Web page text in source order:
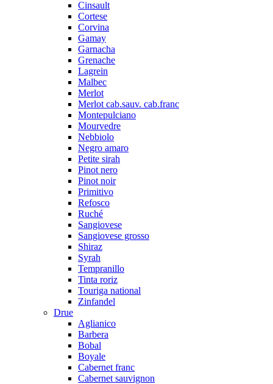
Cinsault
Cortese
Corvina
Gamay
Garnacha
Grenache
Lagrein
Malbec
Merlot
Merlot cab.sauv. cab.franc
Montepulciano
Mourvedre
Nebbiolo
Negro amaro
Petite sirah
Pinot nero
Pinot noir
Primitivo
Refosco
Ruché
Sangiovese
Sangiovese grosso
Shiraz
Syrah
Tempranillo
Tinta roriz
Touriga national
Zinfandel
Drue
Aglianico
Barbera
Bobal
Boyale
Cabernet franc
Cabernet sauvignon